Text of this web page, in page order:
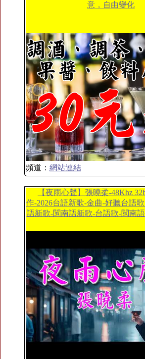
意，自由變化
頻道： 網站連結
【夜雨心聲】張曉柔-48Khz
作-2026台語新歌-金曲-好聽台語
語新歌-閩南語新歌-台語歌-閩南